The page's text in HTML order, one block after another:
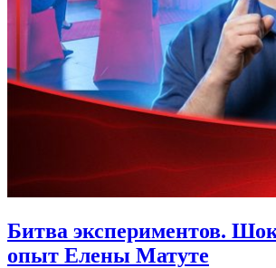
Битва экспериментов.
опыт Елены Матуте